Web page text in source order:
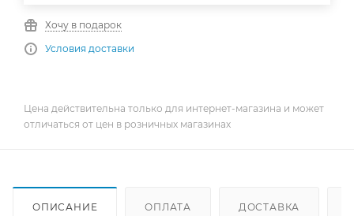
Хочу в подарок
Условия доставки
Цена действительна только для интернет-магазина и может
отличаться от цен в розничных магазинах
ОПИСАНИЕ ОПЛАТА ДОСТАВКА